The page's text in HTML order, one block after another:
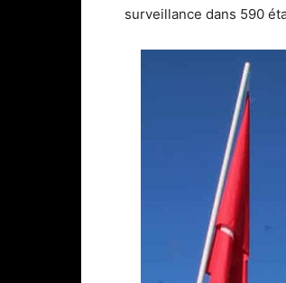
surveillance dans 590